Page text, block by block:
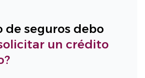
de seguros debo
un crédito